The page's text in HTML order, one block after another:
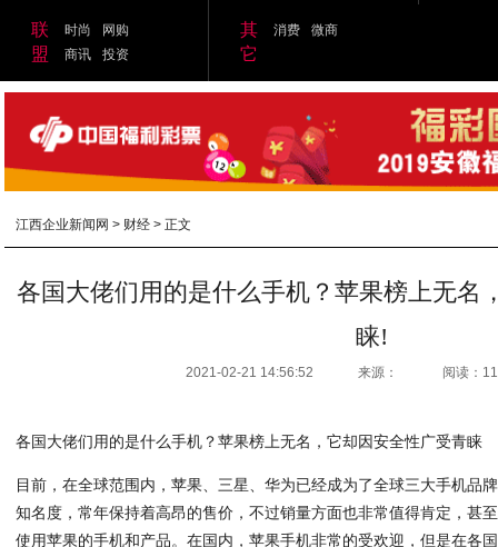
联
盟
时尚
网购
商讯
投资
其
它
消费 微商
江西企业新闻网 > 财经 > 正文
各国大佬们用的是什么手机？苹果榜上无名
睐!
2021-02-21 14:56:52 来源： 阅读：
各国大佬们用的是什么手机？苹果榜上无名，它却因安全性广受青睐
目前，在全球范围内，苹果、三星、华为已经成为了全球三大手机品
知名度，常年保持着高昂的售价，不过销量方面也非常值得肯定，甚
使用苹果的手机和产品。在国内，苹果手机非常的受欢迎，但是在各